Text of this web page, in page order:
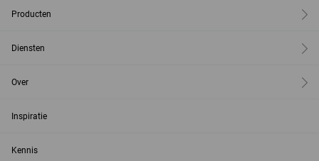
Producten
Diensten
Over
Inspiratie
Kennis